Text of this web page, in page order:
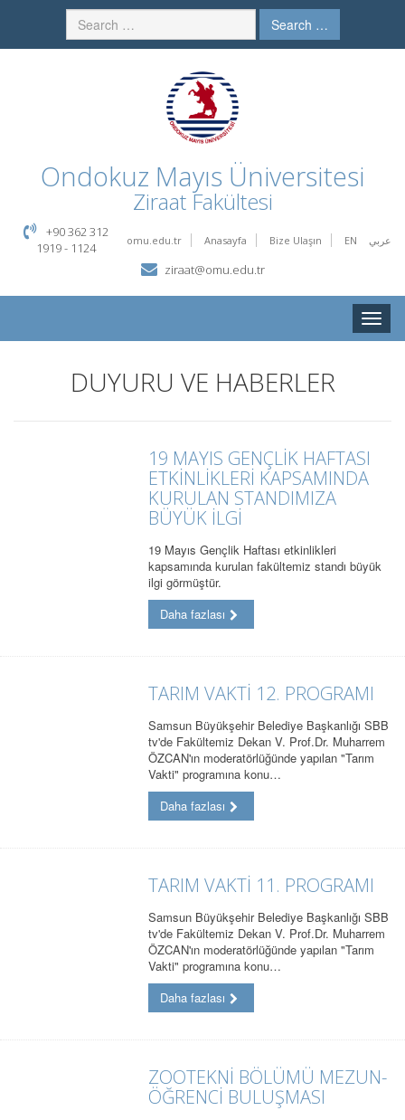
Search …
Ondokuz Mayıs Üniversitesi
Ziraat Fakültesi
omu.edu.tr Anasayfa Bize Ulaşın EN عربي
+90 362 312
1919 - 1124
ziraat@omu.edu.tr
Toggle
DUYURU VE HABERLER
19 MAYIS GENÇLİK HAFTASI
ETKİNLİKLERİ KAPSAMINDA
KURULAN STANDIMIZA
BÜYÜK İLGİ
19 Mayıs Gençlik Haftası etkinlikleri
kapsamında kurulan fakültemiz standı büyük
ilgi görmüştür.
Daha fazlası
TARIM VAKTİ 12. PROGRAMI
Samsun Büyükşehir Belediye Başkanlığı SBB
tv'de Fakültemiz Dekan V. Prof.Dr. Muharrem
ÖZCAN'ın moderatörlüğünde yapılan "Tarım
Vakti" programına konu…
Daha fazlası
TARIM VAKTİ 11. PROGRAMI
Samsun Büyükşehir Belediye Başkanlığı SBB
tv'de Fakültemiz Dekan V. Prof.Dr. Muharrem
ÖZCAN'ın moderatörlüğünde yapılan "Tarım
Vakti" programına konu…
Daha fazlası
ZOOTEKNİ BÖLÜMÜ MEZUN-
ÖĞRENCİ BULUŞMASI